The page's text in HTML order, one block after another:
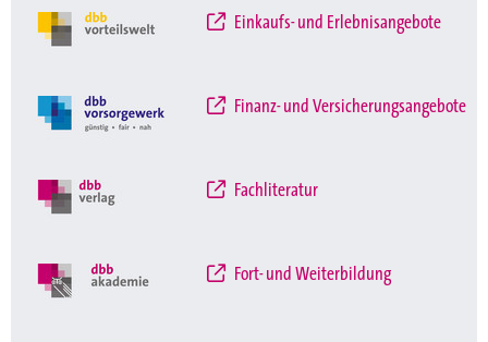
Einkaufs- und Erlebnisangebote
Finanz- und Versicherungsangebote
Fachliteratur
Fort- und Weiterbildung